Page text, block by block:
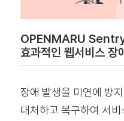
OPENMARU Sentry
효과적인 웹서비스 장
장애 발생을 미연에 방
대처하고 복구하여 서비